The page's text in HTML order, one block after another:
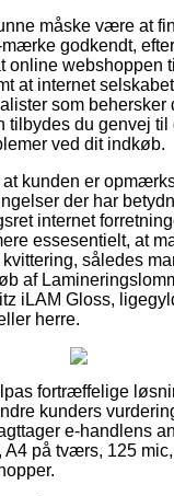
måske være at
godkendt,
online webshoppen
at internet
som
tilbydes du genvej til
ved dit indkøb.
kunden er
der har
internet
essesentielt, at
således
af
iLAM Gloss,
herre.
fortræffelige
kunders
e-handlens
A4 på tværs, 125